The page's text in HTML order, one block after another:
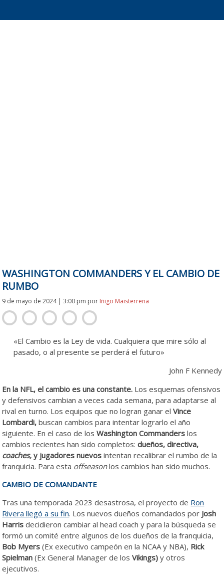
WASHINGTON COMMANDERS Y EL CAMBIO DE
RUMBO
9 de mayo de 2024 | 3:00 pm por Iñigo Maisterrena
«El Cambio es la Ley de vida. Cualquiera que mire sólo al
pasado, o al presente se perderá el futuro»
John F Kennedy
En la NFL, el cambio es una constante. Los esquemas ofensivos
y defensivos cambian a veces cada semana, para adaptarse al
rival en turno. Los equipos que no logran ganar elVince
Lombardi, buscan cambios para intentar lograrlo el año
siguiente. En el caso de losWashington Commanders los
cambios recientes han sido completos:dueños, directiva,
coaches, y jugadores nuevos intentan recalibrar el rumbo de la
franquicia. Para esta offseasonlos cambios han sido muchos.
CAMBIO DE COMANDANTE
Tras una temporada 2023 desastrosa, el proyecto de Ron
Rivera llegó a su fin. Los nuevos dueños comandados por Josh
Harris decidieron cambiar al head coach y para la búsqueda se
formó un comité entre algunos de los dueños de la franquicia,
Bob Myers (Ex executivo campeón en la NCAA y NBA), Rick
Spielman (Ex General Manager de losVikings) y otros
ejecutivos.